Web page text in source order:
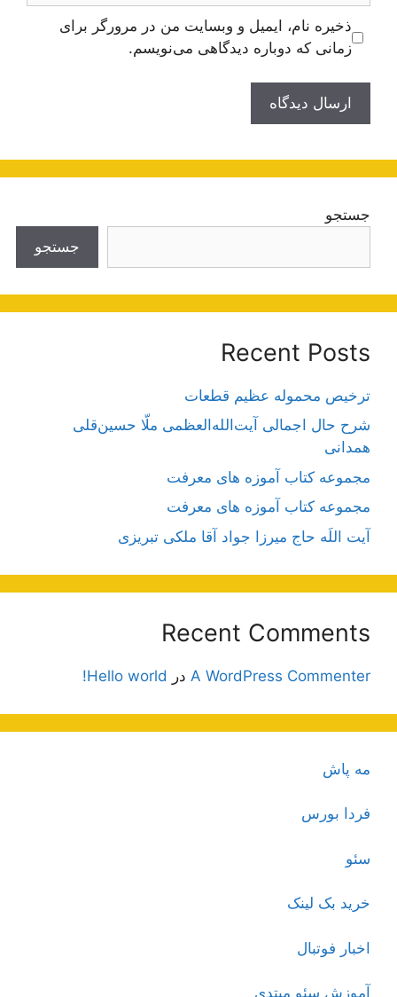
ذخیره نام، ایمیل و وبسایت من در مرورگر برای
زمانی که دوباره دیدگاهی می‌نویسم.
جستجو
جستجو
Recent Posts
ترخیص محموله عظیم قطعات
شرح حال اجمالی آیت‌الله‌العظمی ملّا حسین‌قلی
همدانی
مجموعه کتاب آموزه های معرفت
مجموعه کتاب آموزه های معرفت
آیت اللَه حاج میرزا جواد آقا ملکی تبریزی
Recent Comments
A WordPress Commenter در Hello world!
مه پاش
فردا بورس
سئو
خرید بک لینک
اخبار فوتبال
آموزش سئو مبتدی